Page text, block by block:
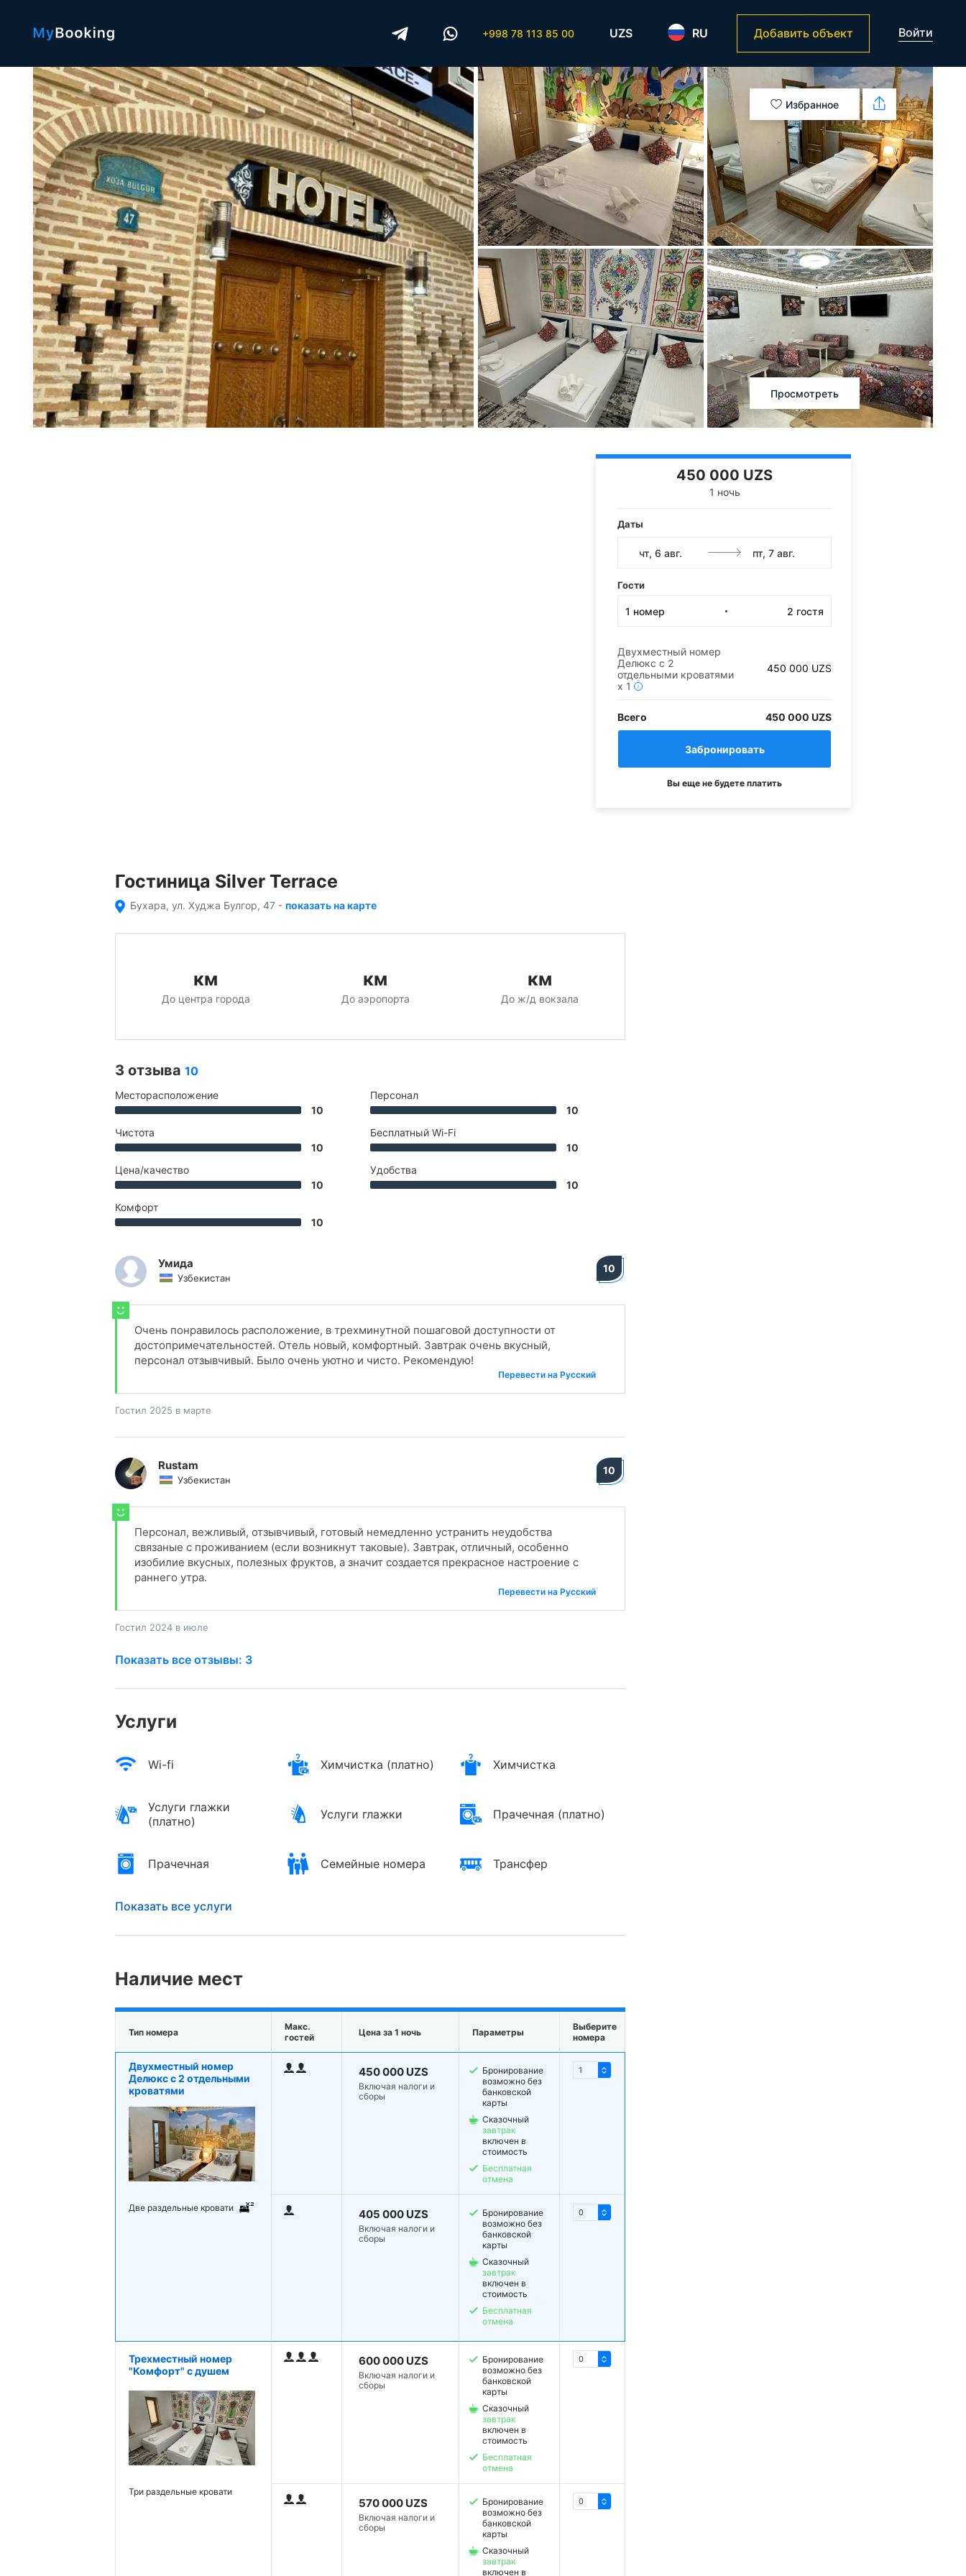
+998 78 113 85 00 UZS RU Добавить объект Войти
Избранное
Просмотреть
450 000 UZS
1 ночь
Даты
Гости
1 номер 2 гостя
Двухместный номер
Делюкс с 2
отдельными кроватями
x 1 i
450 000 UZS
Всего 450 000 UZS
Вы еще не будете платить
Гостиница Silver Terrace
Бухара, ул. Худжа Булгор, 47 - показать на карте
км
До центра города
км
До аэропорта
км
До ж/д вокзала
3 отзыва 10
Месторасположение
10
Чистота
10
Цена/качество
10
Комфорт
10
Персонал
10
Бесплатный Wi-Fi
10
Удобства
10
Умида
Узбекистан
10
Очень понравилось расположение, в трехминутной пошаговой доступности от
достопримечательностей. Отель новый, комфортный. Завтрак очень вкусный,
персонал отзывчивый. Было очень уютно и чисто. Рекомендую!
Перевести на Русский
Гостил 2025 в марте
Rustam
Узбекистан
10
Персонал, вежливый, отзывчивый, готовый немедленно устранить неудобства
связаные с проживанием (если возникнут таковые). Завтрак, отличный, особенно
изобилие вкусных, полезных фруктов, а значит создается прекрасное настроение с
раннего утра.
Перевести на Русский
Гостил 2024 в июле
Показать все отзывы: 3
Услуги
Wi-fi Химчистка (платно) Химчистка
Услуги глажки
(платно)
Услуги глажки Прачечная (платно)
Прачечная Семейные номера Трансфер
Показать все услуги
Наличие мест
Тип номера
Макс.
гостей
Цена за 1 ночь Параметры
Выберите
номера
Двухместный номер
Делюкс с 2 отдельными
кроватями
Две раздельные кровати
450 000 UZS
Включая налоги и
сборы
405 000 UZS
Включая налоги и
сборы
Бронирование
возможно без
банковской
карты
Сказочный
завтрак
включен в
стоимость
Бесплатная
отмена
Бронирование
возможно без
банковской
карты
Сказочный
завтрак
включен в
стоимость
Бесплатная
отмена
Трехместный номер
"Комфорт" с душем
Три раздельные кровати
600 000 UZS
Включая налоги и
сборы
570 000 UZS
Включая налоги и
сборы
Бронирование
возможно без
банковской
карты
Сказочный
завтрак
включен в
стоимость
Бесплатная
отмена
Бронирование
возможно без
банковской
карты
Сказочный
завтрак
включен в